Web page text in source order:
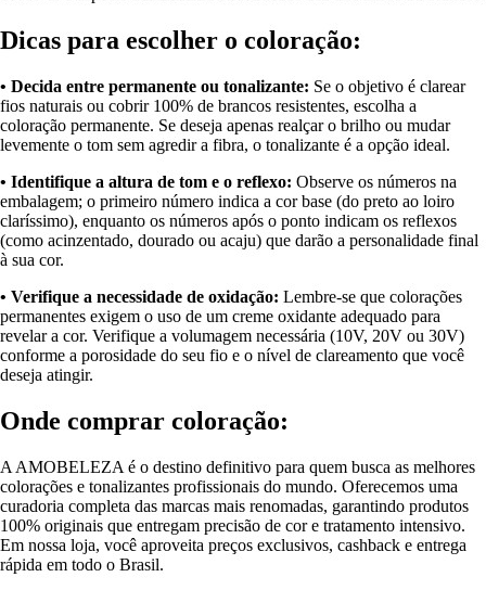
Dicas para escolher o coloração:
• Decida entre permanente ou tonalizante: Se o objetivo é clarear
fios naturais ou cobrir 100% de brancos resistentes, escolha a
coloração permanente. Se deseja apenas realçar o brilho ou mudar
levemente o tom sem agredir a fibra, o tonalizante é a opção ideal.
• Identifique a altura de tom e o reflexo: Observe os números na
embalagem; o primeiro número indica a cor base (do preto ao loiro
claríssimo), enquanto os números após o ponto indicam os reflexos
(como acinzentado, dourado ou acaju) que darão a personalidade final
à sua cor.
• Verifique a necessidade de oxidação: Lembre-se que colorações
permanentes exigem o uso de um creme oxidante adequado para
revelar a cor. Verifique a volumagem necessária (10V, 20V ou 30V)
conforme a porosidade do seu fio e o nível de clareamento que você
deseja atingir.
Onde comprar coloração:
A AMOBELEZA é o destino definitivo para quem busca as melhores
colorações e tonalizantes profissionais do mundo. Oferecemos uma
curadoria completa das marcas mais renomadas, garantindo produtos
100% originais que entregam precisão de cor e tratamento intensivo.
Em nossa loja, você aproveita preços exclusivos, cashback e entrega
rápida em todo o Brasil.